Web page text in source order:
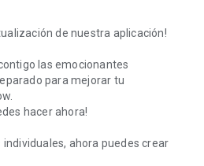
de nuestra aplicación!
las emocionantes
para mejorar tu
hacer ahora!
ahora puedes crear